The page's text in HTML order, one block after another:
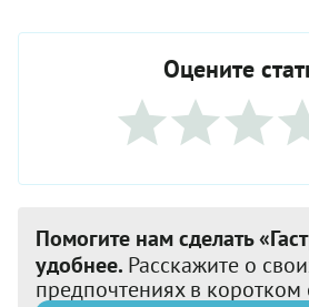
Оцените
Помогите нам сделать
удобнее. Расскажите о
предпочтениях в коротком